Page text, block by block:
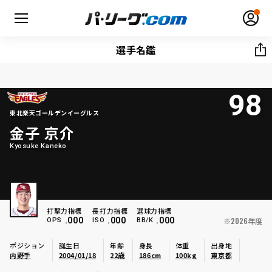
無料アカウント登録
HOME
日程・結果
順位表･成績
1軍公式戦
選手名鑑
東北楽天ゴールデンイーグルス
金子 京介
Kyosuke Kaneko
98
打撃力指標
OPS .000
長打力指標
ISO .000
選球力指標
BB/K .000 ※2026年度
ポジション
内野手
誕生日
2004/01/18
年齢
22歳
身長
186cm
体重
100kg
出身地
東京都